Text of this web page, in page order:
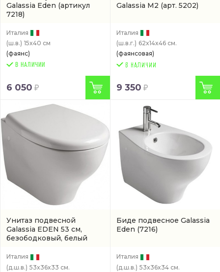
Galassia Eden (артикул
7218)
Италия
(ш.в.) 15x40 см
(фаянс)
В НАЛИЧИИ
6 050
Galassia M2 (арт. 5202)
Италия
(ш.в.г.) 62x14x46 см.
(фаянсовая)
9 350
Унитаз подвесной
Galassia EDEN 53 см,
безободковый, белый
Италия
(д.ш.в.) 53x36x33 см.
Биде подвесное Galassia
Eden (7216)
Италия
(д.ш.в.) 53x36x34 см.